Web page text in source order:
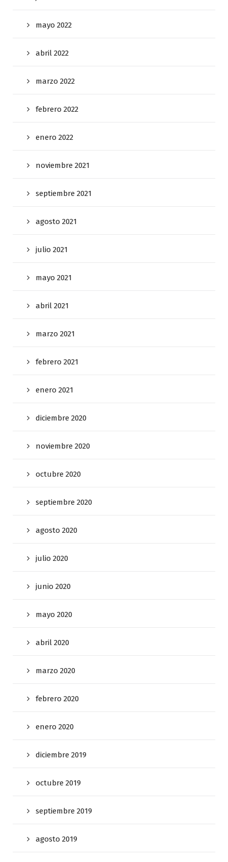
mayo 2022
abril 2022
marzo 2022
febrero 2022
enero 2022
noviembre 2021
septiembre 2021
agosto 2021
julio 2021
mayo 2021
abril 2021
marzo 2021
febrero 2021
enero 2021
diciembre 2020
noviembre 2020
octubre 2020
septiembre 2020
agosto 2020
julio 2020
junio 2020
mayo 2020
abril 2020
marzo 2020
febrero 2020
enero 2020
diciembre 2019
octubre 2019
septiembre 2019
agosto 2019